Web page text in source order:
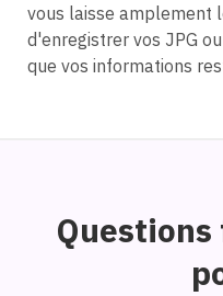
vous laisse amplement
d'enregistrer vos JPG
que vos informations